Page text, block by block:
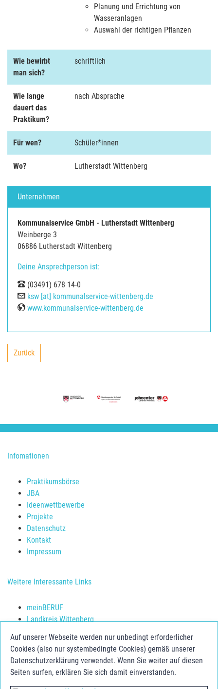
Auf unserer Webseite werden nur unbedingt erforderlicher
Cookies (also nur systembedingte Cookies) gemäß unserer
Datenschutzerklärung verwendet. Wenn Sie weiter auf diesen
Seiten surfen, erklären Sie sich damit einverstanden.
Planung und Errichtung von
Wasseranlagen
Auswahl der richtigen Pflanzen
Wie bewirbt
man sich?
schriftlich
Wie lange
dauert das
Praktikum?
nach Absprache
Für wen? Schüler*innen
Wo? Lutherstadt Wittenberg
Unternehmen
Kommunalservice GmbH - Lutherstadt Wittenberg
Weinberge 3
06886 Lutherstadt Wittenberg
Deine Ansprechperson ist:
Tel
(03491) 678 14-0
E-Mail
ksw [at] kommunalservice-wittenberg.de
Web
www.kommunalservice-wittenberg.de
backward
Zurück
Infomationen
Praktikumsbörse
JBA
Ideenwettbewerbe
Projekte
Datenschutz
Kontakt
Impressum
Weitere Interessante Links
meinBERUF
Landkreis Wittenberg
Jugendberufsagentur Anhalt-Bitterfeld
Jugend.Berufs.Zentrum Dessau-Roßlau
Social Media